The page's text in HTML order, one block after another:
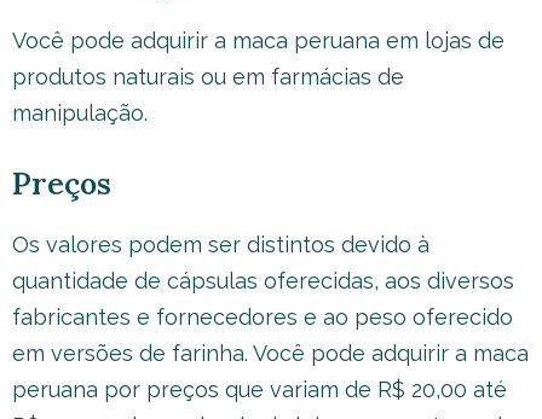
Você pode adquirir a maca peruana em lojas de
produtos naturais ou em farmácias de
manipulação.
Preços
Os valores podem ser distintos devido à
quantidade de cápsulas oferecidas, aos diversos
fabricantes e fornecedores e ao peso oferecido
em versões de farinha. Você pode adquirir a maca
peruana por preços que variam de R$ 20,00 até